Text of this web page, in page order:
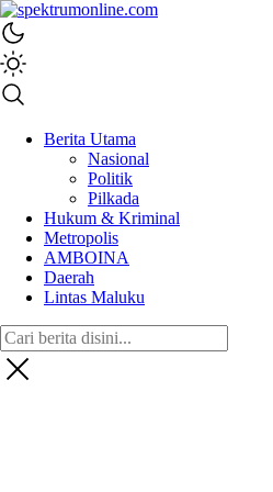
spektrumonline.com
Berita Utama
Nasional
Politik
Pilkada
Hukum & Kriminal
Metropolis
AMBOINA
Daerah
Lintas Maluku